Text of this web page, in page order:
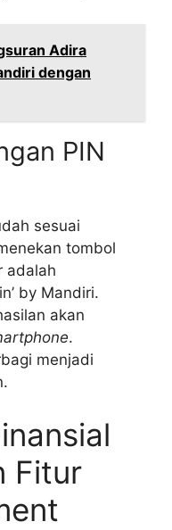
Adira
dengan
PIN
sesuai
tombol
adalah
by Mandiri.
akan
.
menjadi
Fitur